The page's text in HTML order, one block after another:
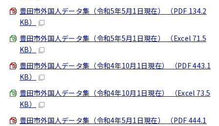
豊田市外国人データ集（令和5年5月1日現在） （PDF 134.2
KB）
豊田市外国人データ集（令和5年5月1日現在） （Excel 71.5
KB）
豊田市外国人データ集（令和4年10月1日現在） （PDF 443.1
KB）
豊田市外国人データ集（令和4年10月1日現在） （Excel 73.5
KB）
豊田市外国人データ集（令和4年5月1日現在） （PDF 444.1